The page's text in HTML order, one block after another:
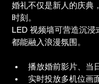
婚礼不仅是新人的庆典
时刻。
LED 视频墙可营造沉浸
都能融入浪漫氛围。
播放婚前影片、当
实时投放多机位画